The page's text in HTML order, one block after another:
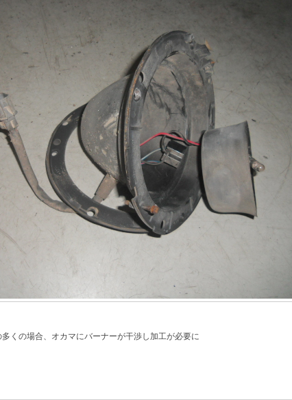
くの場合、オカマにバーナーが干渉し加工が必要に